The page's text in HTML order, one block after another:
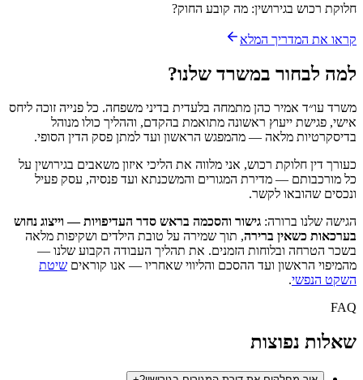
חלוקת רכוש בגירושין: מה קובע החוק?
קראו את המדריך המלא
למה לבחור במשרד שלנו?
משרד עו״ד אמיר כהן מתמחה בלעדית בדיני משפחה. כל פנייה זוכה ליחס
אישי, פגישת ייעוץ ראשונה מתואמת בהקדם, וההליך כולו מנוהל
בדיסקרטיות מלאה — מהמפגש הראשון ועד למתן פסק הדין הסופי.
כעורך דין חלוקת רכוש, אני מלווה את הליכי איזון משאבים בגירושין על
כל מורכבותם — מדירת המגורים והמשכנתא ועד פנסיה, עסק פעיל
ונכסים שהובאו לקשר.
הגישה שלנו ברורה: גישור והסכמה בראש סדר העדיפויות — וייצוג נחוש
בערכאות כשאין ברירה, תוך שמירה על טובת הילדים ושקיפות מלאה
בשכר הטרחה ובלוחות הזמנים. את תהליך העבודה הקבוע שלנו —
מהמיפוי הראשון ועד ההסכם והליווי שאחריו — אנו קוראים שיטת
השקט הנפשי.
FAQ
שאלות נפוצות